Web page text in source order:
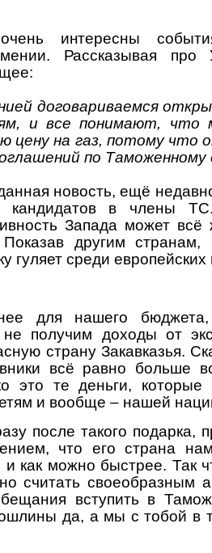
интересны
Рассказывая про
договариваемся
и все понимают, что
на газ, потому что
по Таможенному
новость, ещё
кандидатов в члены
Запада может
другим странам,
гуляет среди европейских
для нашего
получим доходы от
страну Закавказья.
всё равно больше
это те деньги,
и вообще – нашей
после такого подарка,
что его страна
как можно быстрее. Так
считать своеобразным
вступить в
да, а мы с тобой в